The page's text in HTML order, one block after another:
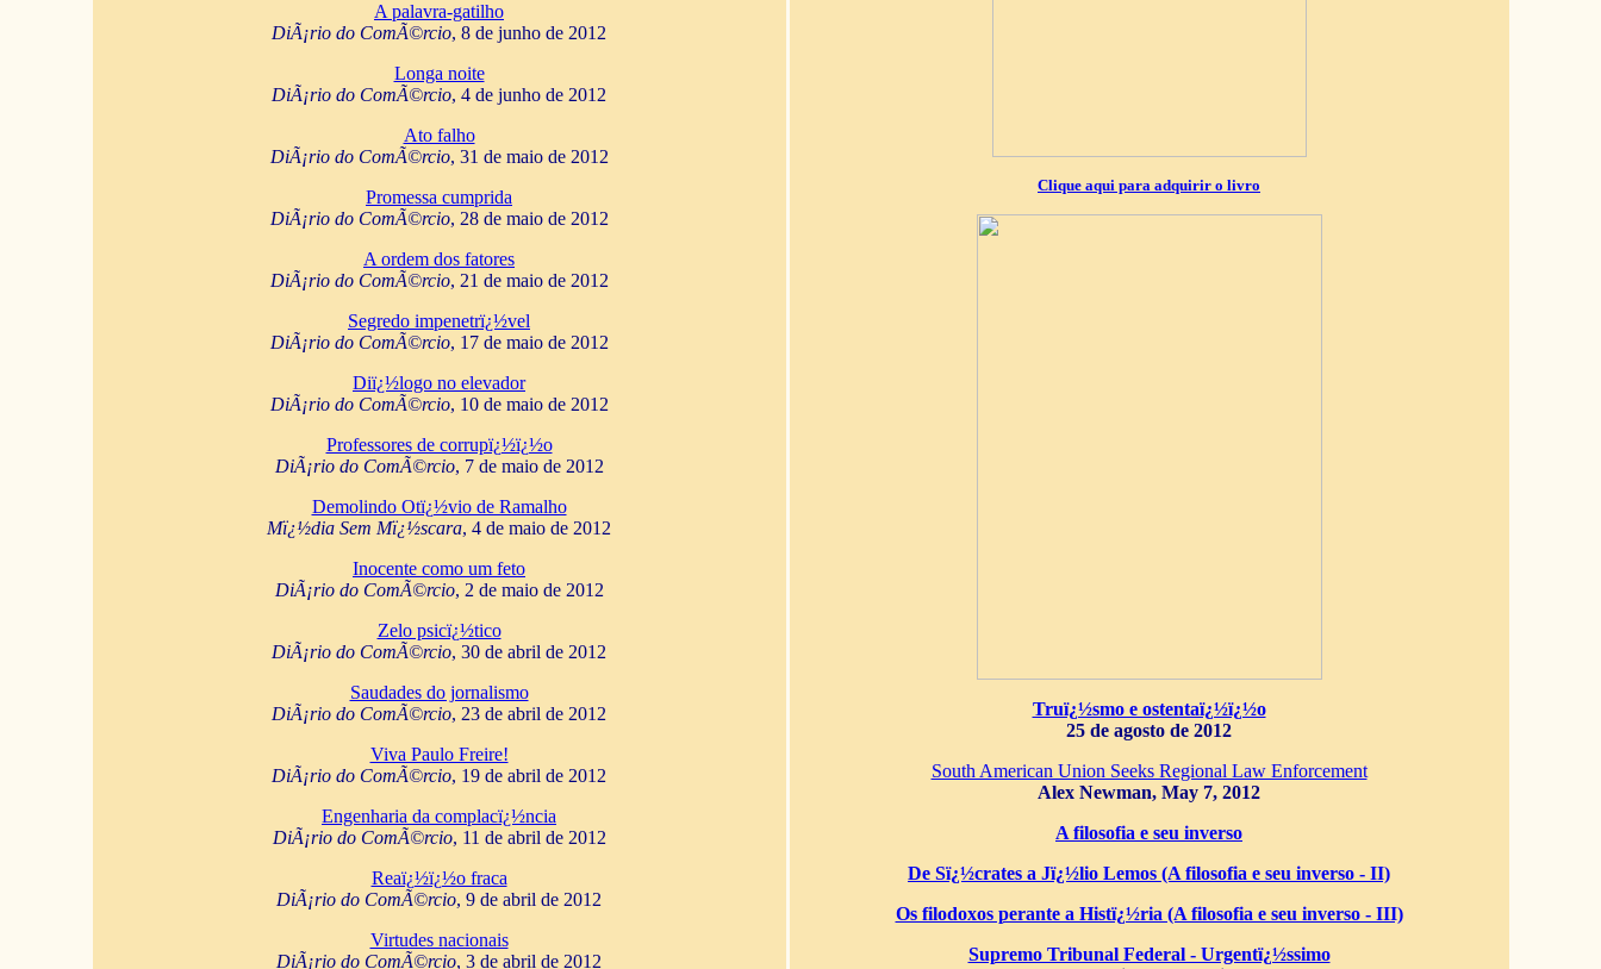
A palavra-gatilho
DiÃ¡rio do ComÃ©rcio, 8 de junho de 2012
Longa noite
DiÃ¡rio do ComÃ©rcio, 4 de junho de 2012
Ato falho
DiÃ¡rio do ComÃ©rcio, 31 de maio de 2012
Promessa cumprida
DiÃ¡rio do ComÃ©rcio, 28 de maio de 2012
A ordem dos fatores
DiÃ¡rio do ComÃ©rcio, 21 de maio de 2012
Segredo impenetrï¿½vel
DiÃ¡rio do ComÃ©rcio, 17 de maio de 2012
Diï¿½logo no elevador
DiÃ¡rio do ComÃ©rcio, 10 de maio de 2012
Professores de corrupï¿½ï¿½o
DiÃ¡rio do ComÃ©rcio, 7 de maio de 2012
Demolindo Otï¿½vio de Ramalho
Mï¿½dia Sem Mï¿½scara, 4 de maio de 2012
Inocente como um feto
DiÃ¡rio do ComÃ©rcio, 2 de maio de 2012
Zelo psicï¿½tico
DiÃ¡rio do ComÃ©rcio, 30 de abril de 2012
Saudades do jornalismo
DiÃ¡rio do ComÃ©rcio, 23 de abril de 2012
Viva Paulo Freire!
DiÃ¡rio do ComÃ©rcio, 19 de abril de 2012
Engenharia da complacï¿½ncia
DiÃ¡rio do ComÃ©rcio, 11 de abril de 2012
Reaï¿½ï¿½o fraca
DiÃ¡rio do ComÃ©rcio, 9 de abril de 2012
Virtudes nacionais
DiÃ¡rio do ComÃ©rcio, 3 de abril de 2012
Clique aqui para adquirir o livro
Truï¿½smo e ostentaï¿½ï¿½o
25 de agosto de 2012
South American Union Seeks Regional Law Enforcement
Alex Newman, May 7, 2012
A filosofia e seu inverso
De Sï¿½crates a Jï¿½lio Lemos (A filosofia e seu inverso - II)
Os filodoxos perante a Histï¿½ria (A filosofia e seu inverso - III)
Supremo Tribunal Federal - Urgentï¿½ssimo